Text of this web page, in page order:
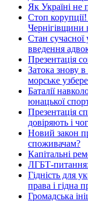
Як Україні не
Стоп
Чернігівщини
Стан сучасної
введення
Презентація
Затока знову
морське
Баталії
юнацької
Презентація
довіряють і
Новий закон
споживачам?
Капітальні
ЛГБТ-питання:
Гідність для
права і гідна
Громадська